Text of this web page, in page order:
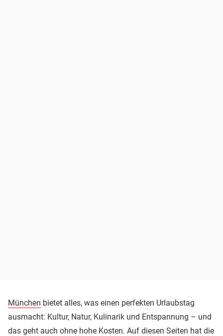
München bietet alles, was einen perfekten Urlaubstag
ausmacht: Kultur, Natur, Kulinarik und Entspannung – und
das geht auch ohne hohe Kosten. Auf diesen Seiten hat die